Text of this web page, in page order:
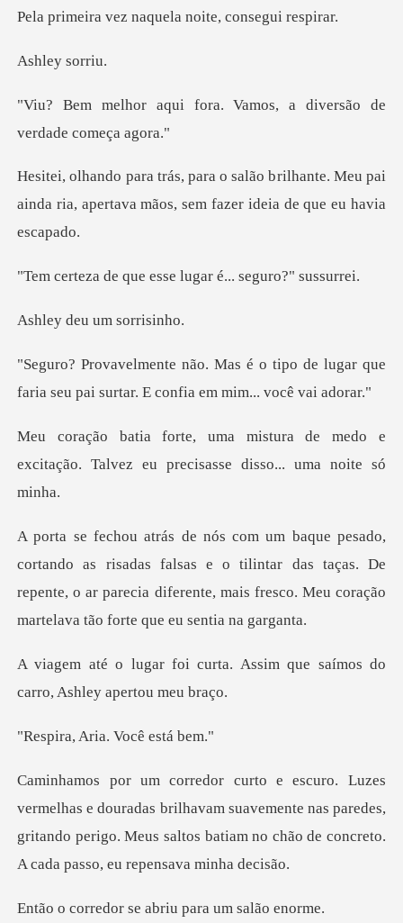
Pela primeira v
y sor
ora. Vamos, a diversão
rilhante. Meu pai
ainda ria, apertava mãos
e esse lugar é...
eu um so
ipo de lugar que
faria seu pai surtar
a de medo e
excitação. Talvez eu pr
s falsas e o tilintar das taças. De
repente, o ar parecia diferente, m
ta. Assim que saímos do
carr
Aria. Você
as brilhavam suavemente nas paredes,
gritando perigo. Meus saltos b
r se abriu para